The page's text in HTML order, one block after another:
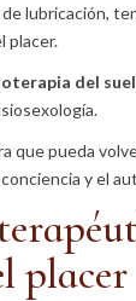
lubricación,
placer.
del
que pueda
y el
placer